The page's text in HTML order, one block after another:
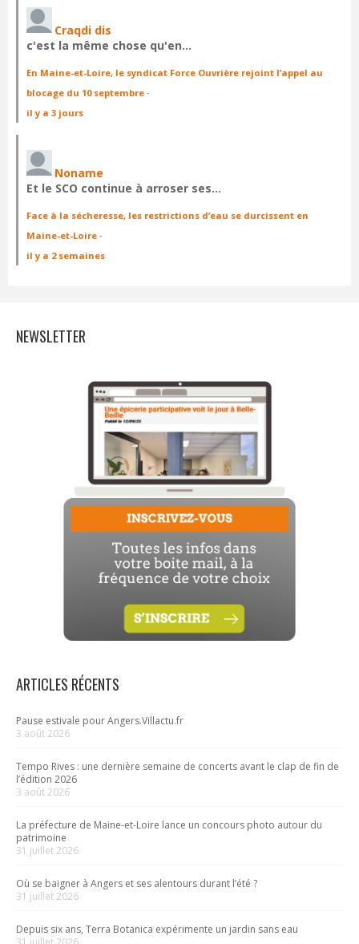
Craqdi dis
c'est la même chose qu'en…
En Maine-et-Loire, le syndicat Force Ouvrière rejoint l’appel au
blocage du 10 septembre ·
il y a 3 jours
Noname
Et le SCO continue à arroser ses…
Face à la sécheresse, les restrictions d’eau se durcissent en
Maine-et-Loire ·
il y a 2 semaines
NEWSLETTER
ARTICLES RÉCENTS
Pause estivale pour Angers.Villactu.fr
3 août 2026
Tempo Rives : une dernière semaine de concerts avant le clap de fin de
l’édition 2026
3 août 2026
La préfecture de Maine-et-Loire lance un concours photo autour du
patrimoine
31 juillet 2026
Où se baigner à Angers et ses alentours durant l’été ?
31 juillet 2026
Depuis six ans, Terra Botanica expérimente un jardin sans eau